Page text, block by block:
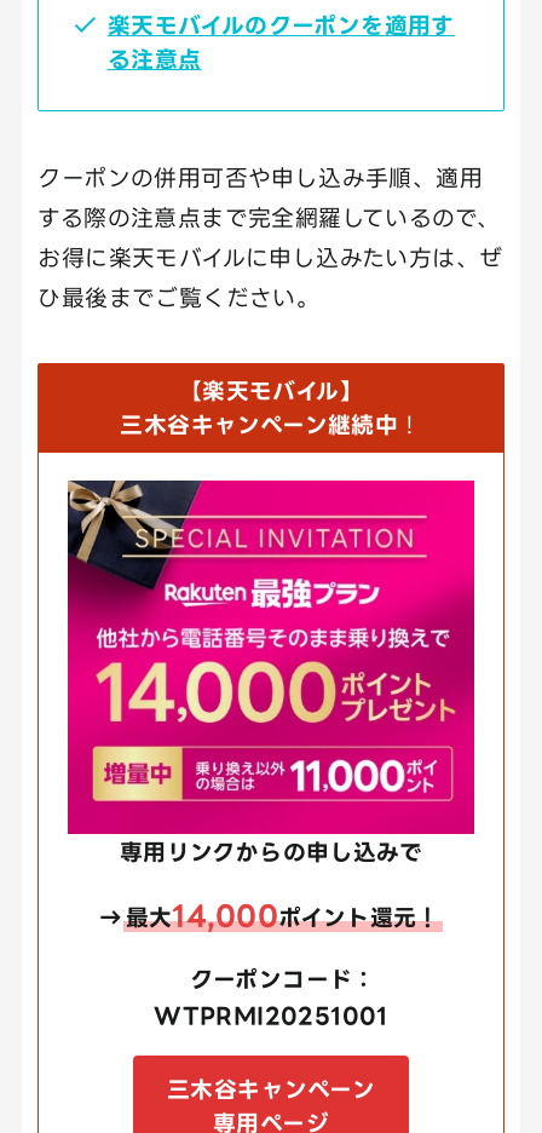
楽天モバイルのクーポンを適用す
る注意点
クーポンの併用可否や申し込み手順、適用
する際の注意点まで完全網羅しているので、
お得に楽天モバイルに申し込みたい方は、ぜ
ひ最後までご覧ください。
【楽天モバイル】
三木谷キャンペーン継続中 ！
専用リンクからの申し込みで
→最大14,000ポイント還元！
クーポンコード：
WTPRMI20251001
三木谷キャンペーン
専用ページ